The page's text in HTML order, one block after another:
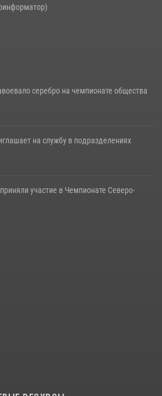
серебро на чемпионате общества
на службу в подразделениях
участие в Чемпионате Северо-